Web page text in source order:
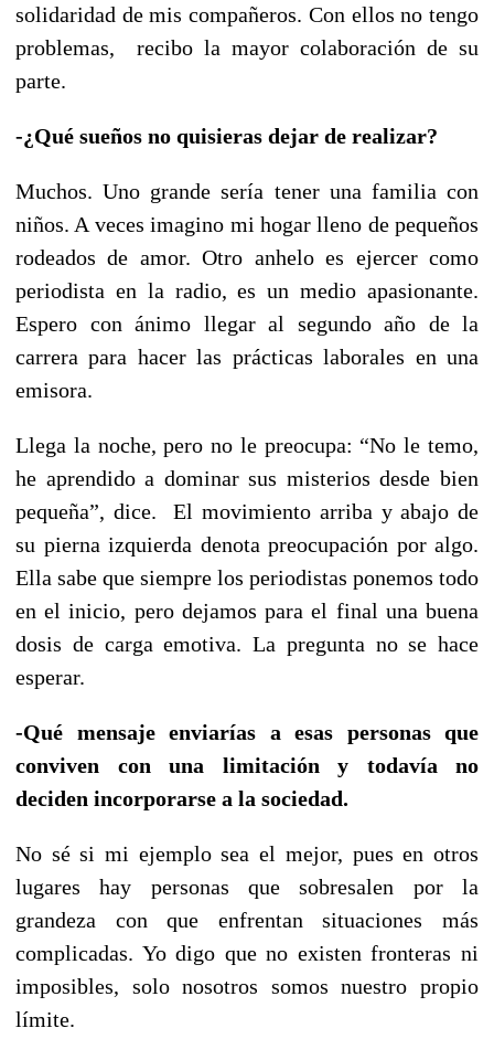
solidaridad de mis compañeros. Con ellos no tengo
problemas, recibo la mayor colaboración de su
parte.
-¿Qué sueños no quisieras dejar de realizar?
Muchos. Uno grande sería tener una familia con
niños. A veces imagino mi hogar lleno de pequeños
rodeados de amor. Otro anhelo es ejercer como
periodista en la radio, es un medio apasionante.
Espero con ánimo llegar al segundo año de la
carrera para hacer las prácticas laborales en una
emisora.
Llega la noche, pero no le preocupa: “No le temo,
he aprendido a dominar sus misterios desde bien
pequeña”, dice. El movimiento arriba y abajo de
su pierna izquierda denota preocupación por algo.
Ella sabe que siempre los periodistas ponemos todo
en el inicio, pero dejamos para el final una buena
dosis de carga emotiva. La pregunta no se hace
esperar.
-Qué mensaje enviarías a esas personas que
conviven con una limitación y todavía no
deciden incorporarse a la sociedad.
No sé si mi ejemplo sea el mejor, pues en otros
lugares hay personas que sobresalen por la
grandeza con que enfrentan situaciones más
complicadas. Yo digo que no existen fronteras ni
imposibles, solo nosotros somos nuestro propio
límite.